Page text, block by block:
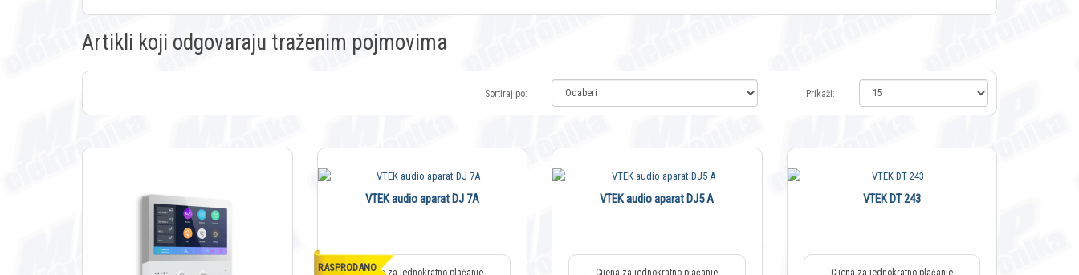
Artikli koji odgovaraju traženim pojmovima
Sortiraj po: Prikaži:
RASPRODANO
VTEK audio aparat DJ 7A VTEK audio aparat DJ5 A VTEK DT 243